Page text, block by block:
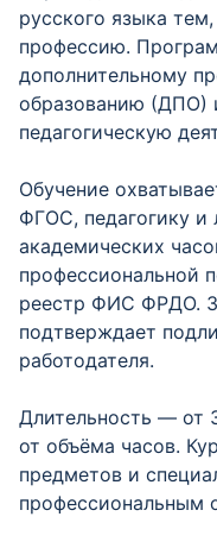
русского языка
профессию.
дополнительному
образованию (ДПО)
педагогическую
Обучение
ФГОС, педагогику
академических
профессиональной
реестр ФИС ФРДО.
подтверждает
работодателя.
Длительность — от
от объёма часов.
предметов и
профессиональным